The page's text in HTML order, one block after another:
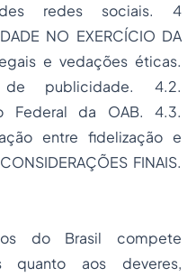
redes sociais. 4
NO EXERCÍCIO DA
e vedações éticas.
de publicidade. 4.2.
Federal da OAB. 4.3.
entre fidelização e
FINAIS.
do Brasil compete
quanto aos deveres,